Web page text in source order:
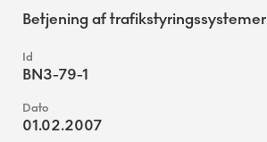
Betjening af trafikstyringssystemer
BN3-79-1
01.02.2007